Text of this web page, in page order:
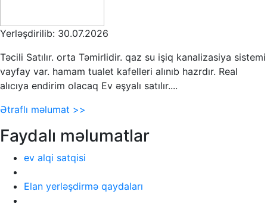
Yerləşdirilib: 30.07.2026
Təcili Satılır. orta Təmirlidir. qaz su işiq kanalizasiya sistemi
vayfay var. hamam tualet kafelleri alınıb hazrdır. Real
alıcıya endirim olacaq Ev əşyalı satılır....
Ətraflı məlumat >>
Faydalı məlumatlar
ev alqi satqisi
Elan yerləşdirmə qaydaları